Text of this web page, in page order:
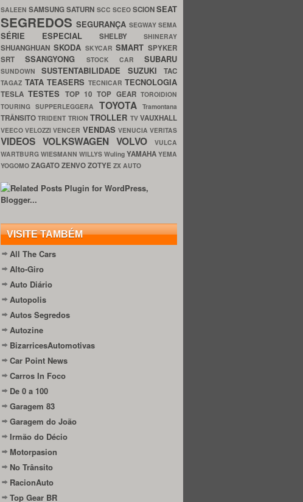
SALEENSAMSUNGSATURN SCC SCEO SCIONSEAT
SEGREDOSSEGURANÇA SEGWAYSEMA
SÉRIE ESPECIAL SHELBY SHINERAY
SHUANGHUAN SKODA SKYCARSMART SPYKER
SRTSSANGYONG STOCK CAR SUBARU
SUNDOWNSUSTENTABILIDADE SUZUKITAC
TAGAZ TATA TEASERS TECNICAR TECNOLOGIA
TESLATESTES TOP 10TOP GEARTOROIDION
TOURING SUPPERLEGGERA TOYOTATramontana
TRÂNSITOTRIDENT TRIONTROLLER TVVAUXHALL
VEECOVELOZZIVENCER VENDAS VENUCIAVERITAS
VIDEOS VOLKSWAGEN VOLVO
VULCA
WARTBURG WIESMANN WILLYS Wuling YAMAHA YEMA
YOGOMO ZAGATOZENVOZOTYE ZX AUTO
VISITE TAMBÉM
All The Cars
Alto-Giro
Auto Diário
Autopolis
Autos Segredos
Autozine
BizarricesAutomotivas
Car Point News
Carros In Foco
De 0 a 100
Garagem 83
Garagem do João
Irmão do Décio
Motorpasion
No Trânsito
RacionAuto
Top Gear BR